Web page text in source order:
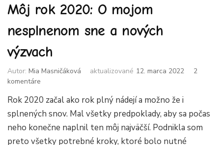
Môj rok 2020: O mojom
nesplnenom sne a nových
výzvach
Autor: Mia Masničáková aktualizované 12. marca 2022
2
komentáre
rok
2020:
mojom
nesplnenom
Rok 2020 začal ako rok plný nádejí a možno že i
splnených snov. Mal všetky predpoklady, aby sa počas
neho konečne naplnil ten môj najväčší. Podnikla som
preto všetky potrebné kroky, ktoré bolo nutné